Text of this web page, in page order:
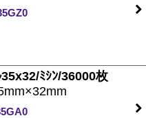
35x32/ﾐｼﾝ/36000枚